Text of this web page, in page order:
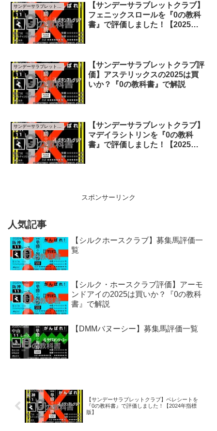
【サンデーサラブレットクラブ】
フェニックスロールを『0の教科
書』で評価しました！【2025年
【サンデーサラブレットクラブ評
価】アステリックスの2025は買
いか？『0の教科書』で解説
サンデーサラブレットクラブ
【サンデーサラブレットクラブ】
マデイラシトリンを『0の教科
書』で評価しました！【2025年
スポンサーリンク
人気記事
【シルクホースクラブ】募集馬評価一
覧
【シルク・ホースクラブ評価】アーモ
ンドアイの2025は買いか？『0の教科
書』で解説
【DMMバヌーシー】募集馬評価一覧
【サンデーサラブレットクラブ】ベレシートを
『0の教科書』で評価しました！【2024年指標
版】